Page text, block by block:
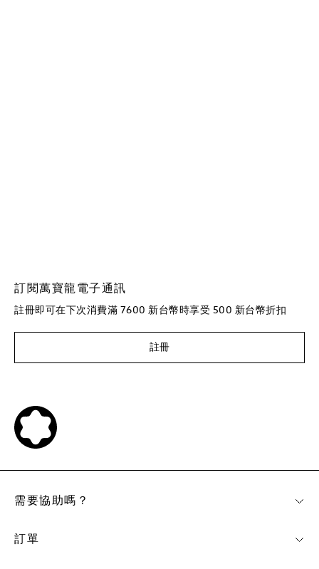
訂閱萬寶龍電子通訊
註冊即可在下次消費滿 7600 新台幣時享受 500 新台幣折扣
註冊
需要協助嗎？
訂單